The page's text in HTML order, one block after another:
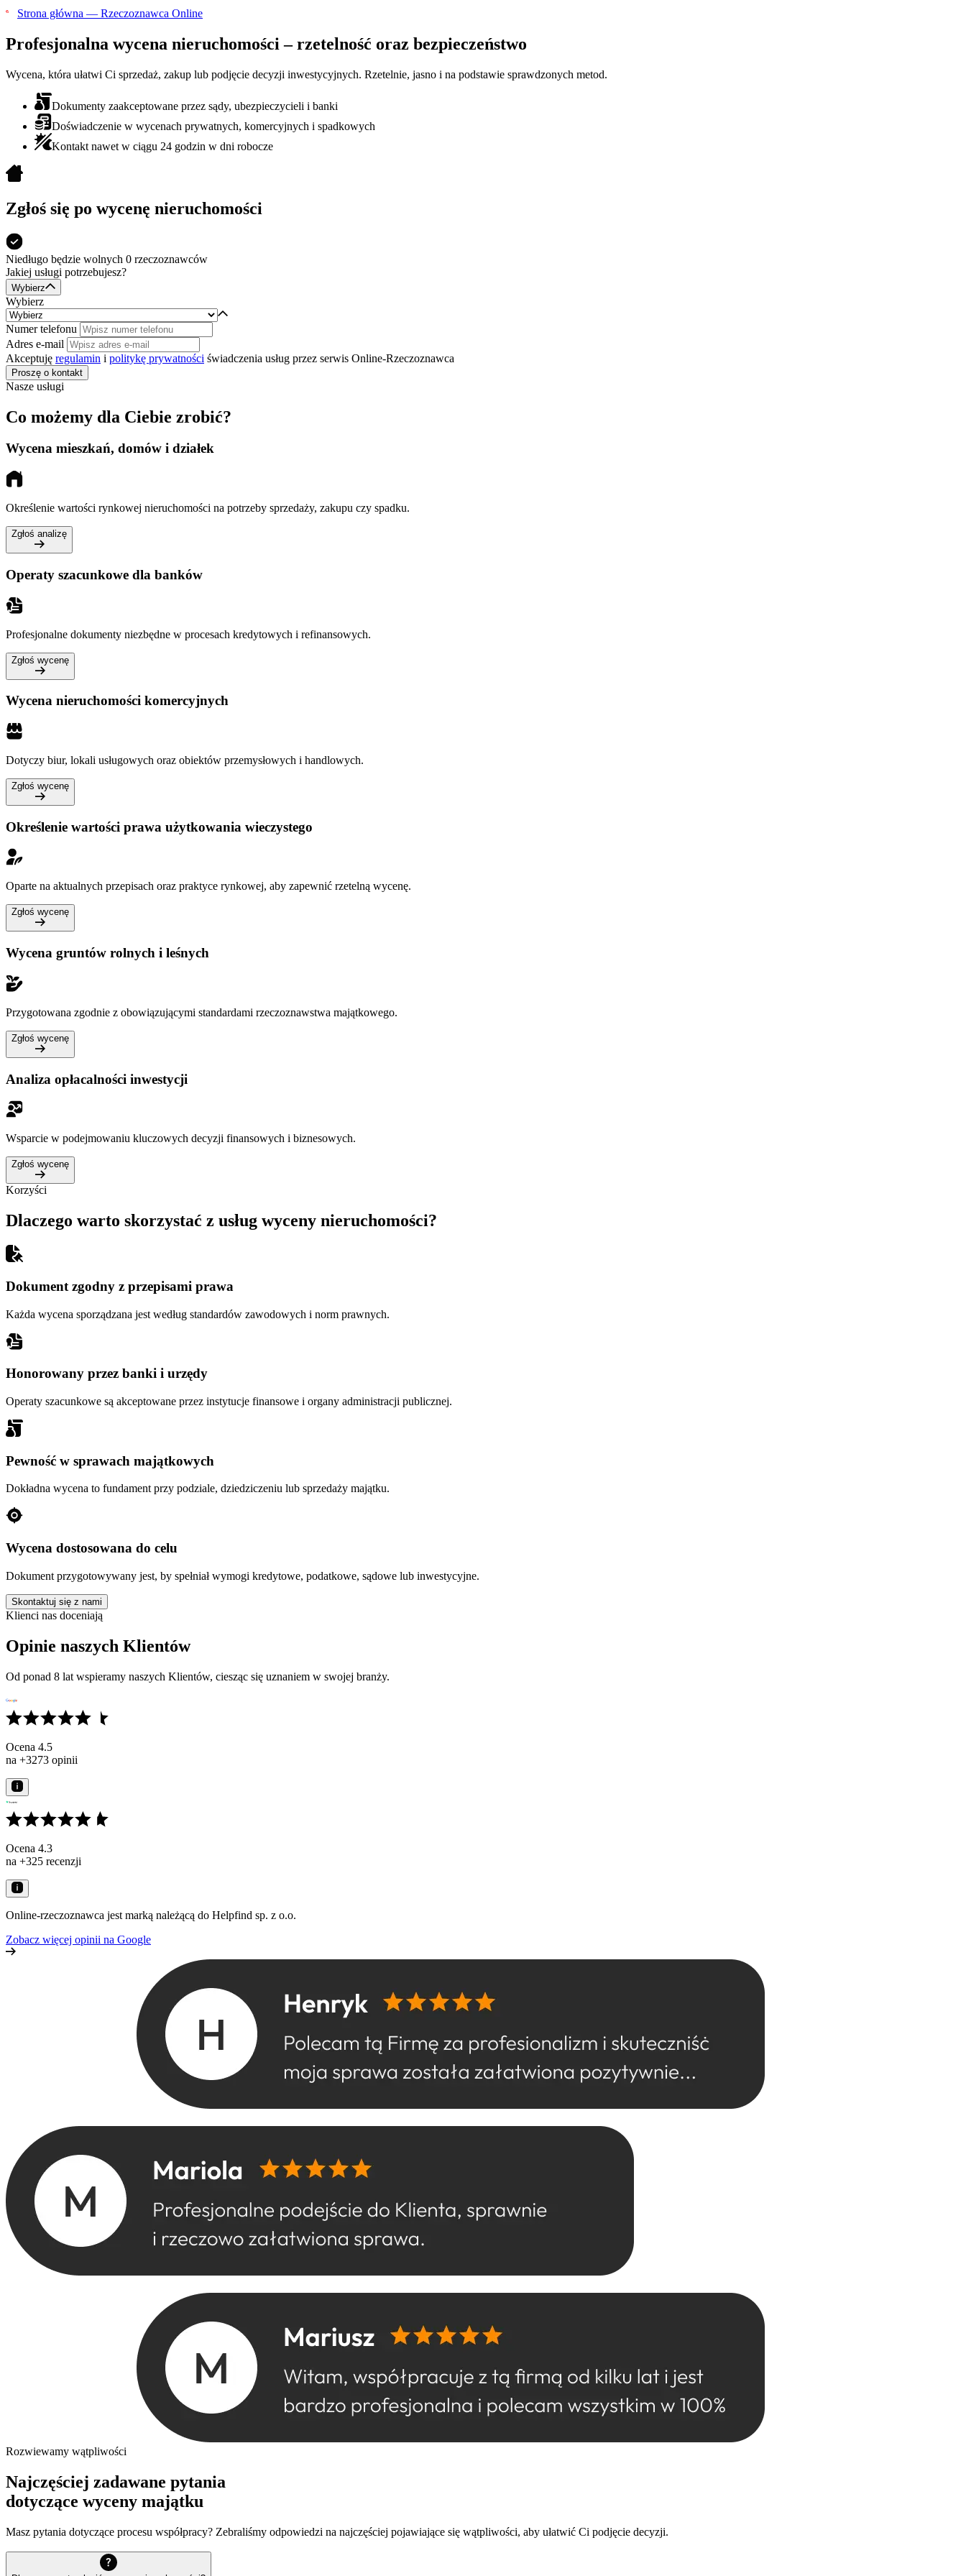
Strona główna — Rzeczoznawca Online
Profesjonalna wycena nieruchomości– rzetelność oraz bezpieczeństwo
Wycena, która ułatwi Ci sprzedaż, zakup lub podjęcie decyzji inwestycyjnych. Rzetelnie, jasno i na podstawie sprawdzonych metod.
Dokumenty zaakceptowane przez sądy, ubezpieczycieli i banki
Doświadczenie w wycenach prywatnych, komercyjnych i spadkowych
Kontakt nawet w ciągu 24 godzin w dni robocze
Zgłoś się po wycenę nieruchomości
Niedługo będzie wolnych 0 rzeczoznawców
Jakiej usługi potrzebujesz?
Wybierz
Wybierz
Numer telefonu
Adres e-mail
Akceptuję regulamin i politykę prywatności świadczenia usług przez serwis Online-Rzeczoznawca
Proszę o kontakt
Nasze usługi
Co możemy dla Ciebie zrobić?
Wycena mieszkań, domów i działek
Określenie wartości rynkowej nieruchomości na potrzeby sprzedaży, zakupu czy spadku.
Zgłoś analizę
Operaty szacunkowe dla banków
Profesjonalne dokumenty niezbędne w procesach kredytowych i refinansowych.
Zgłoś wycenę
Wycena nieruchomości komercyjnych
Dotyczy biur, lokali usługowych oraz obiektów przemysłowych i handlowych.
Zgłoś wycenę
Określenie wartości prawa użytkowania wieczystego
Oparte na aktualnych przepisach oraz praktyce rynkowej, aby zapewnić rzetelną wycenę.
Zgłoś wycenę
Wycena gruntów rolnych i leśnych
Przygotowana zgodnie z obowiązującymi standardami rzeczoznawstwa majątkowego.
Zgłoś wycenę
Analiza opłacalności inwestycji
Wsparcie w podejmowaniu kluczowych decyzji finansowych i biznesowych.
Zgłoś wycenę
Korzyści
Dlaczego warto skorzystać z usług wyceny nieruchomości?
Dokument zgodny z przepisami prawa
Każda wycena sporządzana jest według standardów zawodowych i norm prawnych.
Honorowany przez banki i urzędy
Operaty szacunkowe są akceptowane przez instytucje finansowe i organy administracji publicznej.
Pewność w sprawach majątkowych
Dokładna wycena to fundament przy podziale, dziedziczeniu lub sprzedaży majątku.
Wycena dostosowana do celu
Dokument przygotowywany jest, by spełniał wymogi kredytowe, podatkowe, sądowe lub inwestycyjne.
Skontaktuj się z nami
Klienci nas doceniają
Opinie naszych Klientów
Od ponad 8 lat wspieramy naszych Klientów, ciesząc się uznaniem w swojej branży.
Ocena 4.5
na +3273 opinii
Ocena 4.3
na +325 recenzji
Online-rzeczoznawca jest marką należącą do Helpfind sp. z o.o.
Zobacz więcej opinii na Google
Rozwiewamy wątpliwości
Najczęściej zadawane pytania
dotyczące wyceny majątku
Masz pytania dotyczące procesu współpracy? Zebraliśmy odpowiedzi na najczęściej pojawiające się wątpliwości, aby ułatwić Ci podjęcie decyzji.